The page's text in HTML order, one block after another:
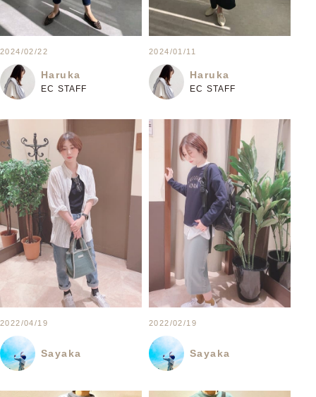
2024/02/22
Haruka
EC STAFF
2024/01/11
Haruka
EC STAFF
2022/04/19
Sayaka
2022/02/19
Sayaka